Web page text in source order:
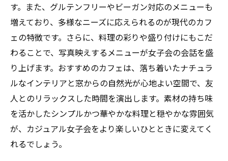
す。また、グルテンフリーやビーガン対応のメニューも
増えており、多様なニーズに応えられるのが現代のカフ
ェの特徴です。さらに、料理の彩りや盛り付けにもこだ
わることで、写真映えするメニューが女子会の会話を盛
り上げます。おすすめのカフェは、落ち着いたナチュラ
ルなインテリアと窓からの自然光が心地よい空間で、友
人とのリラックスした時間を演出します。素材の持ち味
を活かしたシンプルかつ華やかな料理と穏やかな雰囲気
が、カジュアル女子会をより楽しいひとときに変えてく
れるでしょう。